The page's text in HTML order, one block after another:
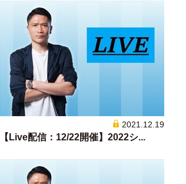
2021.12.19
【Live配信：12/22開催】2022シ...